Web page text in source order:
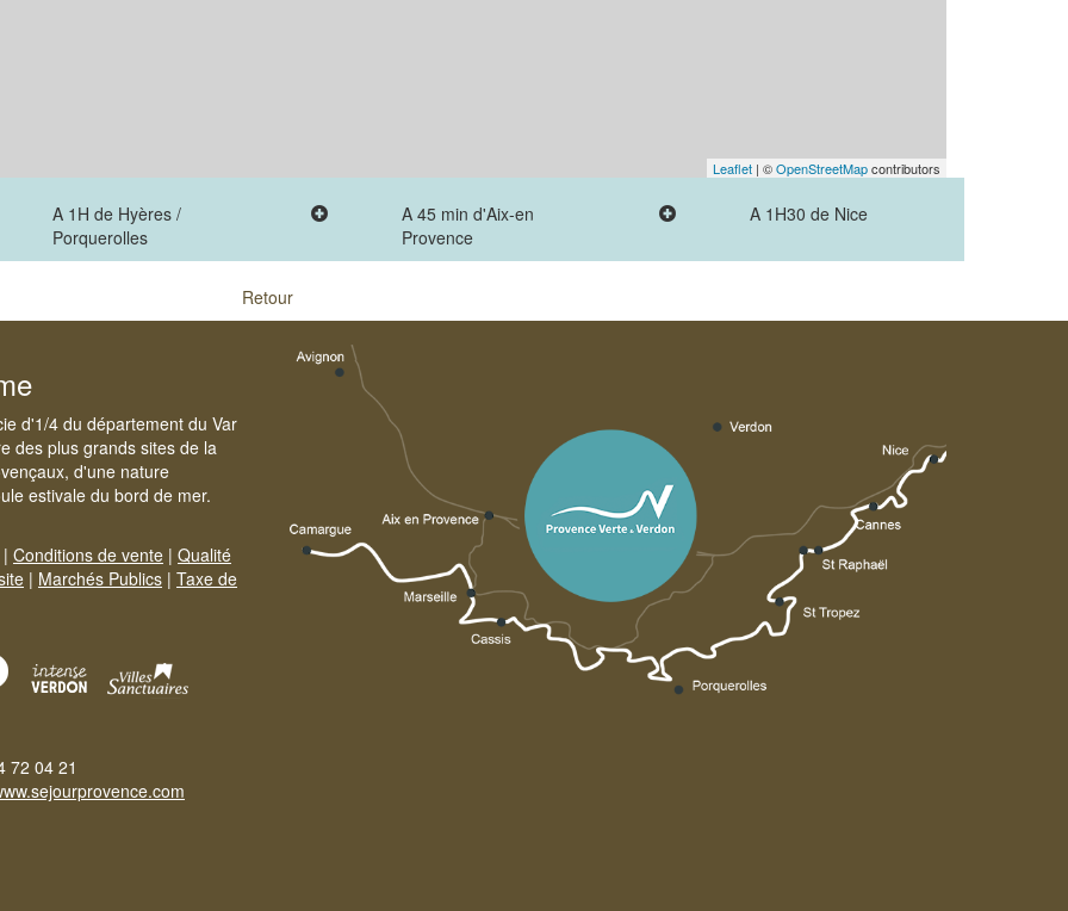
Leaflet | ©OpenStreetMapcontributors
A 1H de Hyères /
Porquerolles
A 45 min d'Aix-en
Provence
A 1H30 de Nice
Retour
d'1/4 du département du Var
des plus grands sites de la
d'une nature
estivale du bord de mer.
| Conditions de vente | Qualité
| Marchés Publics | Taxe de
72 04 21